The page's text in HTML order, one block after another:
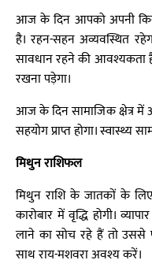
आज के दिन आपको अपनी
है। रहन-सहन अव्यवस्थित
सावधान रहने की आवश्यकता
रखना पड़ेगा।
आज के दिन सामाजिक क्षेत्र में
सहयोग प्राप्त होगा। स्वास्थ्य
मिथुन राशिफल
मिथुन राशि के जातकों के
कारोबार में वृद्धि होगी।
लाने का सोच रहे हैं तो उससे
साथ राय-मशवरा अवश्य करें।